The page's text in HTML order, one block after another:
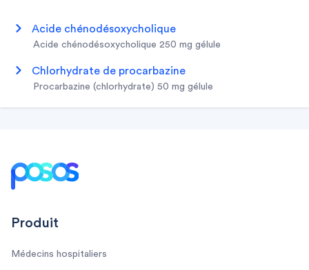
acide chénodésoxycholique
acide chénodésoxycholique 250 mg gélule
chlorhydrate de procarbazine
procarbazine (chlorhydrate) 50 mg gélule
Produit
Médecins hospitaliers